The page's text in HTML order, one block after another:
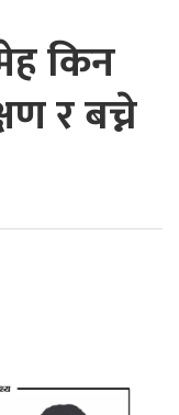
किन
र बच्ने